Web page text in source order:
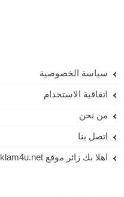
سياسة الخصوصية
اتفاقية الاستخدام
من نحن
اتصل بنا
اهلا بك زائر موقع klam4u.net